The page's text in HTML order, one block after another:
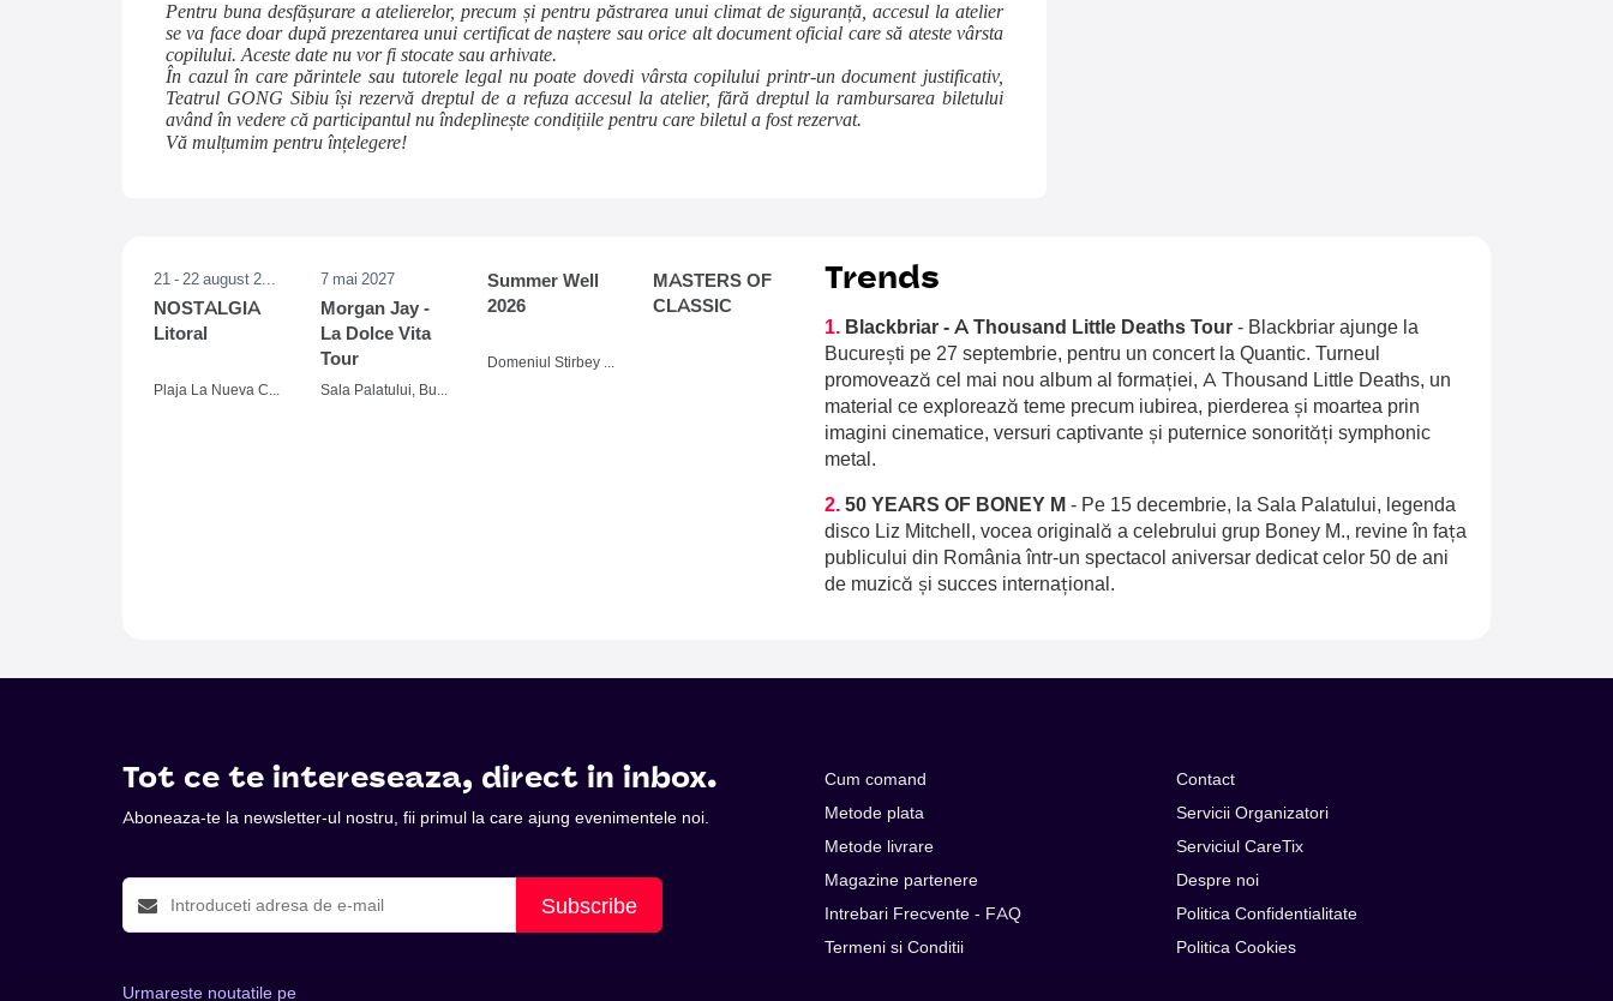
Pentru buna desfășurare a atelierelor, precum și pentru păstrarea unui climat de siguranță, accesul la atelier
se va face doar după prezentarea unui certificat de naștere sau orice alt document oficial care să ateste vârsta
copilului. Aceste date nu vor fi stocate sau arhivate.
În cazul în care părintele sau tutorele legal nu poate dovedi vârsta copilului printr-un document justificativ,
Teatrul GONG Sibiu își rezervă dreptul de a refuza accesul la atelier, fără dreptul la rambursarea biletului
având în vedere că participantul nu îndeplinește condițiile pentru care biletul a fost rezervat.
Vă mulțumim pentru înțelegere!
21 - 22 august 2026
NOSTALGIA
Litoral
Plaja La Nueva Cucaracha, Mamaia
7 mai 2027
Morgan Jay -
La Dolce Vita
Tour
Sala Palatului, Bucuresti
Summer Well
2026
Domeniul Stirbey Voda, Buftea
MASTERS OF
CLASSIC
Trends
1. Blackbriar - A Thousand Little Deaths Tour - Blackbriar ajunge la
București pe 27 septembrie, pentru un concert la Quantic. Turneul
promovează cel mai nou album al formației, A Thousand Little Deaths, un
material ce explorează teme precum iubirea, pierderea și moartea prin
imagini cinematice, versuri captivante și puternice sonorități symphonic
metal.
2. 50 YEARS OF BONEY M - Pe 15 decembrie, la Sala Palatului, legenda
disco Liz Mitchell, vocea originală a celebrului grup Boney M., revine în fața
publicului din România într-un spectacol aniversar dedicat celor 50 de ani
de muzică și succes internațional.
Tot ce te intereseaza, direct in inbox.
Aboneaza-te la newsletter-ul nostru, fii primul la care ajung evenimentele noi.
Subscribe
Urmareste noutatile pe
Cum comand
Metode plata
Metode livrare
Magazine partenere
Intrebari Frecvente - FAQ
Termeni si Conditii
Contact
Servicii Organizatori
Serviciul CareTix
Despre noi
Politica Confidentialitate
Politica Cookies